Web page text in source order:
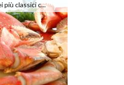
classici c...